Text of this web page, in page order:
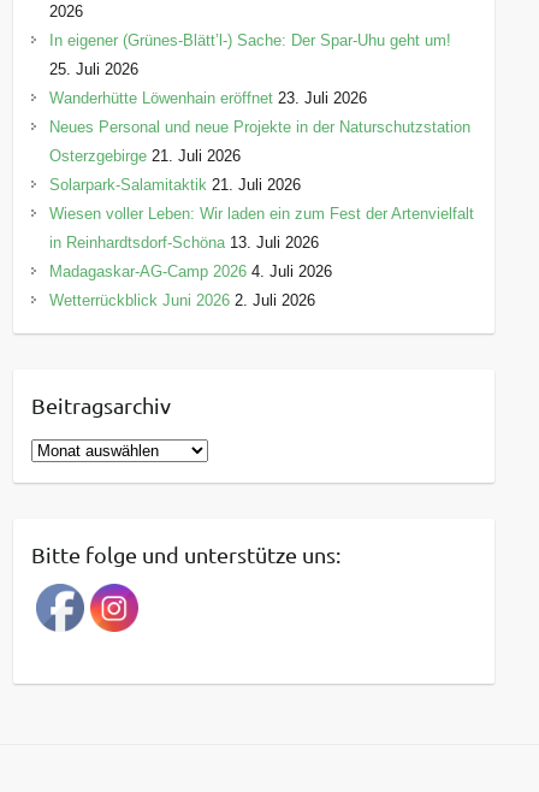
2026
In eigener (Grünes-Blätt’l-) Sache: Der Spar-Uhu geht um!
25. Juli 2026
Wanderhütte Löwenhain eröffnet 23. Juli 2026
Neues Personal und neue Projekte in der Naturschutzstation
Osterzgebirge 21. Juli 2026
Solarpark-Salamitaktik 21. Juli 2026
Wiesen voller Leben: Wir laden ein zum Fest der Artenvielfalt
in Reinhardtsdorf-Schöna 13. Juli 2026
Madagaskar-AG-Camp 2026 4. Juli 2026
Wetterrückblick Juni 2026 2. Juli 2026
Beitragsarchiv
B
e
r
a
g
a
Bitte folge und unterstütze uns: